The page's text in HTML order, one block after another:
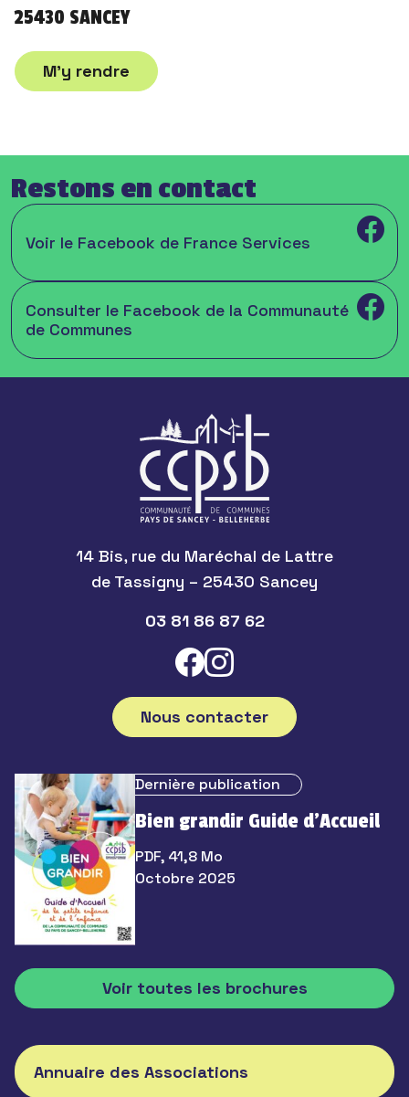
25430 SANCEY
M'y rendre
Restons en contact
Voir le Facebook de France Services
Consulter le Facebook de la Communauté
de Communes
14 Bis, rue du Maréchal de Lattre
de Tassigny – 25430 Sancey
03 81 86 87 62
Nous contacter
Dernière publication
Bien grandir Guide d’Accueil
PDF, 41,8 Mo
Octobre 2025
Voir toutes les brochures
Annuaire des Associations